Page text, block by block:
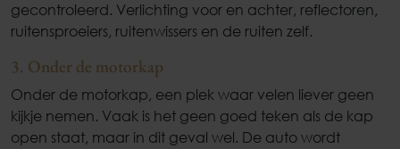
gecontroleerd. Verlichting voor en achter, reflectoren,
ruitensproeiers, ruitenwissers en de ruiten zelf.
3. Onder de motorkap
Onder de motorkap, een plek waar velen liever geen
kijkje nemen. Vaak is het geen goed teken als de kap
open staat, maar in dit geval wel. De auto wordt